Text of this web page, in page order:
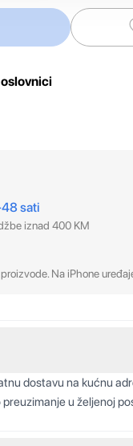
sati
iznad 400 KM
Na iPhone
dostavu na kućnu
u željenoj